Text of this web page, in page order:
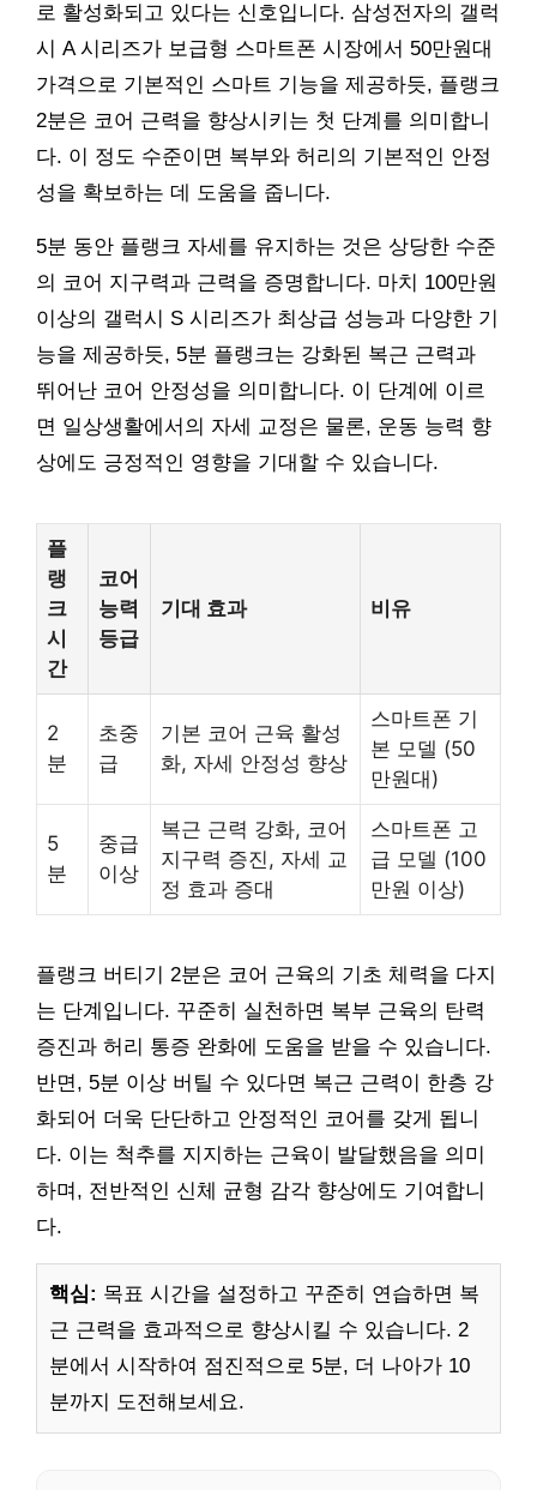
로 활성화되고 있다는 신호입니다. 삼성전자의 갤럭
시 A 시리즈가 보급형 스마트폰 시장에서 50만원대
가격으로 기본적인 스마트 기능을 제공하듯, 플랭크
2분은 코어 근력을 향상시키는 첫 단계를 의미합니
다. 이 정도 수준이면 복부와 허리의 기본적인 안정
성을 확보하는 데 도움을 줍니다.
5분 동안 플랭크 자세를 유지하는 것은 상당한 수준
의 코어 지구력과 근력을 증명합니다. 마치 100만원
이상의 갤럭시 S 시리즈가 최상급 성능과 다양한 기
능을 제공하듯, 5분 플랭크는 강화된 복근 근력과
뛰어난 코어 안정성을 의미합니다. 이 단계에 이르
면 일상생활에서의 자세 교정은 물론, 운동 능력 향
상에도 긍정적인 영향을 기대할 수 있습니다.
플
랭
크
시
간
코어
능력
등급
기대 효과 비유
2
분
초중
급
기본 코어 근육 활성
화, 자세 안정성 향상
스마트폰 기
본 모델 (50
만원대)
5
분
중급
이상
복근 근력 강화, 코어
지구력 증진, 자세 교
정 효과 증대
스마트폰 고
급 모델 (100
만원 이상)
플랭크 버티기 2분은 코어 근육의 기초 체력을 다지
는 단계입니다. 꾸준히 실천하면 복부 근육의 탄력
증진과 허리 통증 완화에 도움을 받을 수 있습니다.
반면, 5분 이상 버틸 수 있다면 복근 근력이 한층 강
화되어 더욱 단단하고 안정적인 코어를 갖게 됩니
다. 이는 척추를 지지하는 근육이 발달했음을 의미
하며, 전반적인 신체 균형 감각 향상에도 기여합니
다.
핵심: 목표 시간을 설정하고 꾸준히 연습하면 복
근 근력을 효과적으로 향상시킬 수 있습니다. 2
분에서 시작하여 점진적으로 5분, 더 나아가 10
분까지 도전해보세요.